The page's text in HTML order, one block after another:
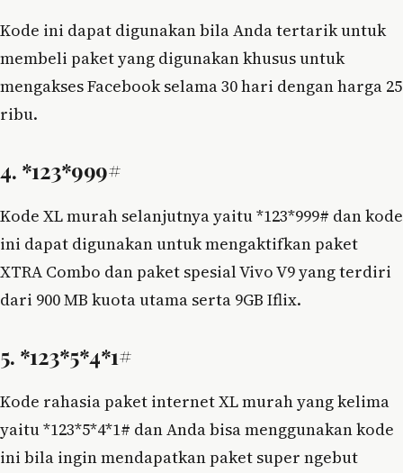
Kode ini dapat digunakan bila Anda tertarik untuk
membeli paket yang digunakan khusus untuk
mengakses Facebook selama 30 hari dengan harga 25
ribu.
4. *123*999#
Kode XL murah selanjutnya yaitu *123*999# dan kode
ini dapat digunakan untuk mengaktifkan paket
XTRA Combo dan paket spesial Vivo V9 yang terdiri
dari 900 MB kuota utama serta 9GB Iflix.
5. *123*5*4*1#
Kode rahasia paket internet XL murah yang kelima
yaitu *123*5*4*1# dan Anda bisa menggunakan kode
ini bila ingin mendapatkan paket super ngebut